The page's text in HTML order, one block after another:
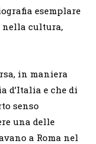
esemplare
nella cultura,
in maniera
d’Italia e che di
senso
una delle
a Roma nel